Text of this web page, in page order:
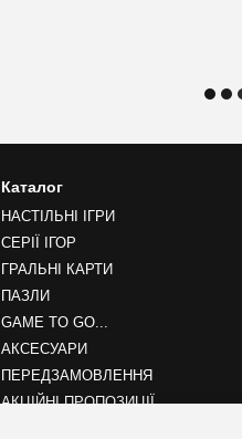
Каталог
НАСТІЛЬНІ ІГРИ
СЕРІЇ ІГОР
ГРАЛЬНІ КАРТИ
ПАЗЛИ
GAME TO GO...
АКСЕСУАРИ
ПЕРЕДЗАМОВЛЕННЯ
АКЦІЙНІ ПРОПОЗИЦІЇ